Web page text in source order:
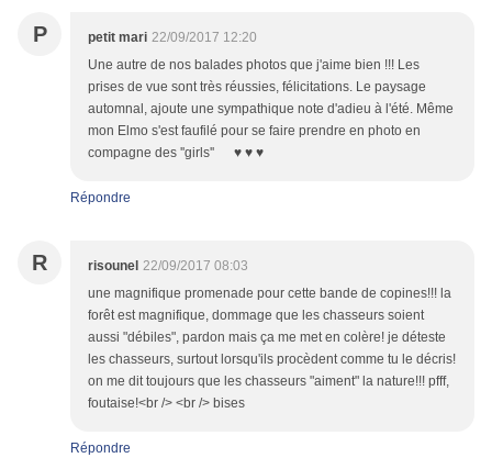
P petit mari 22/09/2017 12:20
Une autre de nos balades photos que j'aime bien !!! Les
prises de vue sont très réussies, félicitations. Le paysage
automnal, ajoute une sympathique note d'adieu à l'été. Même
mon Elmo s'est faufilé pour se faire prendre en photo en
compagne des ''girls'' ♥ ♥ ♥
Répondre
R risounel 22/09/2017 08:03
une magnifique promenade pour cette bande de copines!!! la
forêt est magnifique, dommage que les chasseurs soient
aussi "débiles", pardon mais ça me met en colère! je déteste
les chasseurs, surtout lorsqu'ils procèdent comme tu le décris!
on me dit toujours que les chasseurs "aiment" la nature!!! pfff,
foutaise!<br /> <br /> bises
Répondre